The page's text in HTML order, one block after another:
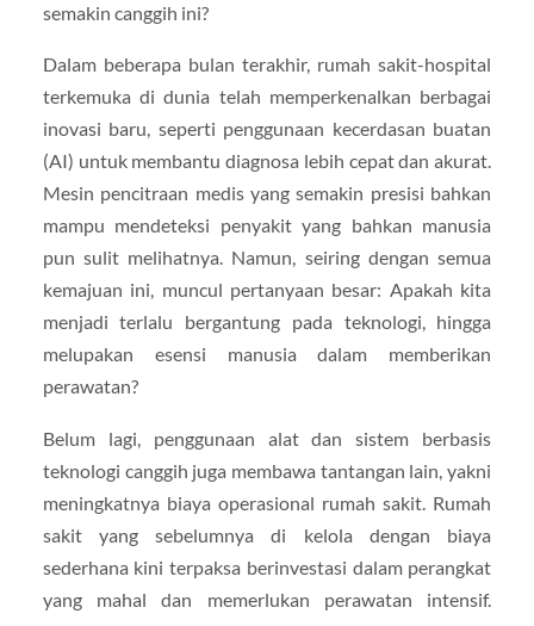
semakin canggih ini?
Dalam beberapa bulan terakhir, rumah sakit-hospital
terkemuka di dunia telah memperkenalkan berbagai
inovasi baru, seperti penggunaan kecerdasan buatan
(AI) untuk membantu diagnosa lebih cepat dan akurat.
Mesin pencitraan medis yang semakin presisi bahkan
mampu mendeteksi penyakit yang bahkan manusia
pun sulit melihatnya. Namun, seiring dengan semua
kemajuan ini, muncul pertanyaan besar: Apakah kita
menjadi terlalu bergantung pada teknologi, hingga
melupakan esensi manusia dalam memberikan
perawatan?
Belum lagi, penggunaan alat dan sistem berbasis
teknologi canggih juga membawa tantangan lain, yakni
meningkatnya biaya operasional rumah sakit. Rumah
sakit yang sebelumnya di kelola dengan biaya
sederhana kini terpaksa berinvestasi dalam perangkat
yang mahal dan memerlukan perawatan intensif.